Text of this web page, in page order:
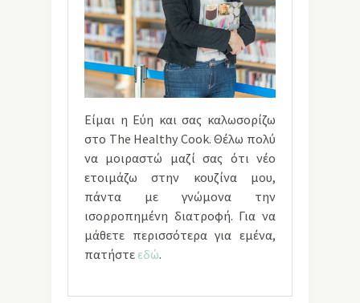
Είμαι η Εύη και σας καλωσορίζω
στο The Healthy Cook. Θέλω πολύ
να μοιραστώ μαζί σας ότι νέο
ετοιμάζω στην κουζίνα μου,
πάντα με γνώμονα την
ισορροπημένη διατροφή. Για να
μάθετε περισσότερα για εμένα,
πατήστε εδώ.